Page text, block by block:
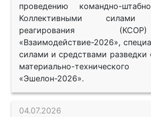
проведению командно-
Коллективными силами
реагирования
«Взаимодействие-2026»,
силами и средствами разведки
материально-
«Эшелон-2026».
04.07.2026